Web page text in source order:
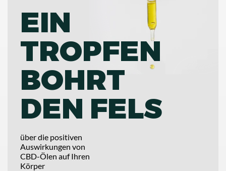
EIN
TROPFEN
BOHRT
DEN FELS
über die positiven
Auswirkungen von
CBD-Ölen auf Ihren
Körper